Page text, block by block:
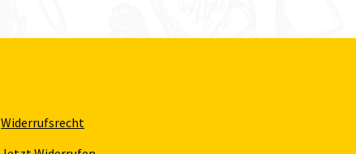
Widerrufsrecht